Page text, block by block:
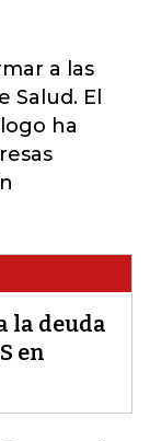
a las
Salud. El
ha
la deuda
en